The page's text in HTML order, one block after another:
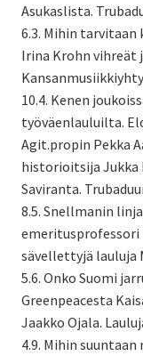
Asukaslista.
6.3. Mihin
Irina Krohn vihreät
10.4. Kenen
työväenlauluilta.
Agit.propin Pekka
historioitsija Jukka
Saviranta.
8.5. Snellmanin
sävellettyjä lauluja
5.6. Onko Suomi
Greenpeacesta
Jaakko Ojala.
4.9. Mihin